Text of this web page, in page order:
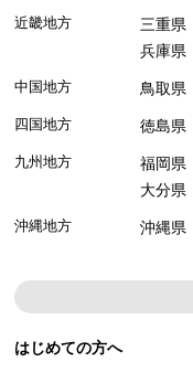
近畿地方 三重県
兵庫県
中国地方 鳥取県
四国地方 徳島県
九州地方 福岡県
大分県
沖縄地方 沖縄県
はじめての方へ